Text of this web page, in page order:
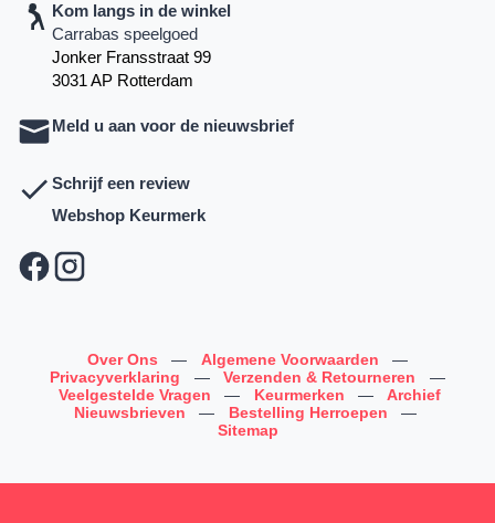
Kom langs in de winkel
Carrabas speelgoed
Jonker Fransstraat 99
3031 AP Rotterdam
Meld u aan voor de nieuwsbrief
Schrijf een review
Webshop Keurmerk
Over Ons — Algemene Voorwaarden
—
Privacyverklaring
— Verzenden & Retourneren
—
Veelgestelde Vragen
— Keurmerken —
Archief
Nieuwsbrieven
— Bestelling Herroepen
—
Sitemap